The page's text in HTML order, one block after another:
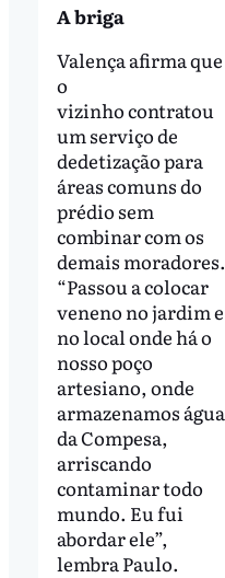
A briga
Valença afirma que
o
vizinho contratou
um serviço de
dedetização para
áreas comuns do
prédio sem
combinar com os
demais moradores.
“Passou a colocar
veneno no jardim e
no local onde há o
nosso poço
artesiano, onde
armazenamos água
da Compesa,
arriscando
contaminar todo
mundo. Eu fui
abordar ele”,
lembra Paulo.